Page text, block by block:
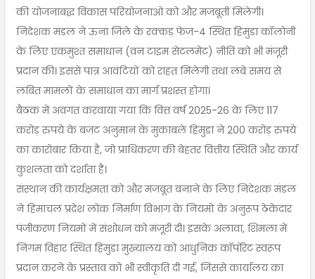
की योजनाबद्ध विकास परियोजनाओं को और मजबूती मिलेगी।
निदेशक मंडल ने ऊना जिले के रक्कड़ फेज-4 स्थित हिमुडा कॉलोनी
के लिए एकमुश्त समाधान (वन टाइम सेटलमेंट) नीति को भी मंजूरी
प्रदान की। इससे पात्र आवंटियों को राहत मिलेगी तथा लंबे समय से
लंबित मामलों के समाधान का मार्ग प्रशस्त होगा।
बैठक में अवगत करवाया गया कि वित्त वर्ष 2025-26 के लिए 117
करोड़ रुपये के बजट अनुमान के मुकाबले हिमुडा ने 200 करोड़ रुपये
का कारोबार किया है, जो प्राधिकरण की बेहतर वित्तीय स्थिति और कार्य
कुशलता को दर्शाता है।
संस्थान की कार्यक्षमता को और मजबूत बनाने के लिए निदेशक मंडल
ने हिमाचल प्रदेश लोक निर्माण विभाग के नियमों के अनुरूप ठेकेदार
पंजीकरण नियमों में संशोधन को मंजूरी दी। इसके अलावा, शिमला में
निगम विहार स्थित हिमुडा मुख्यालय को आधुनिक कॉर्पोरेट स्वरूप
प्रदान करने के प्रस्ताव को भी स्वीकृति दी गई, जिससे कार्यालय का